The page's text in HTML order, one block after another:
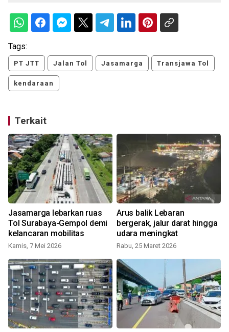
Tags:
PT JTT Jalan Tol Jasamarga Transjawa Tol
kendaraan
Terkait
Jasamarga lebarkan ruas
Tol Surabaya-Gempol demi
kelancaran mobilitas
Kamis, 7 Mei 2026
Arus balik Lebaran
bergerak, jalur darat hingga
udara meningkat
Rabu, 25 Maret 2026